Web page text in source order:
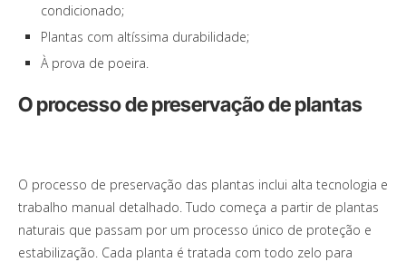
condicionado;
Plantas com altíssima durabilidade;
À prova de poeira.
O processo de preservação de plantas
O processo de preservação das plantas inclui alta tecnologia e
trabalho manual detalhado. Tudo começa a partir de plantas
naturais que passam por um processo único de proteção e
estabilização. Cada planta é tratada com todo zelo para